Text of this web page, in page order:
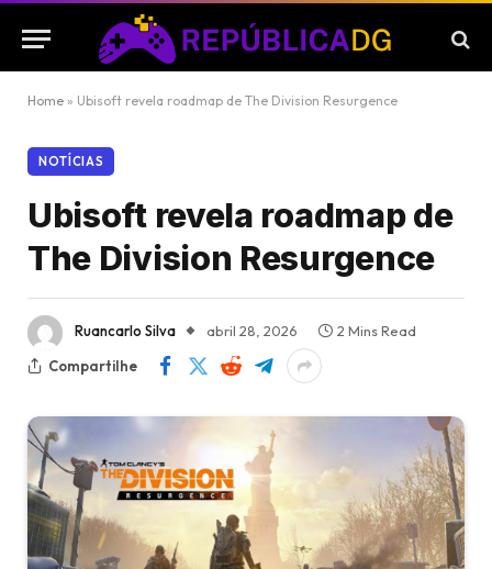
Home » Ubisoft revela roadmap de The Division Resurgence
NOTÍCIAS
Ubisoft revela roadmap de
The Division Resurgence
Ruancarlo Silva abril 28, 2026
2 Mins Read
Compartilhe